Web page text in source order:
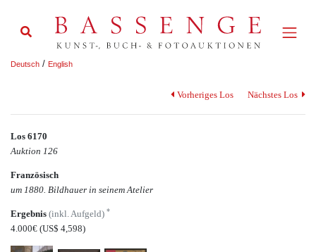
Deutsch / English
Vorheriges Los Nächstes Los
Los 6170
Auktion 126
Französisch
um 1880. Bildhauer in seinem Atelier
Ergebnis (inkl. Aufgeld) *
4.000€ (US$ 4,598)